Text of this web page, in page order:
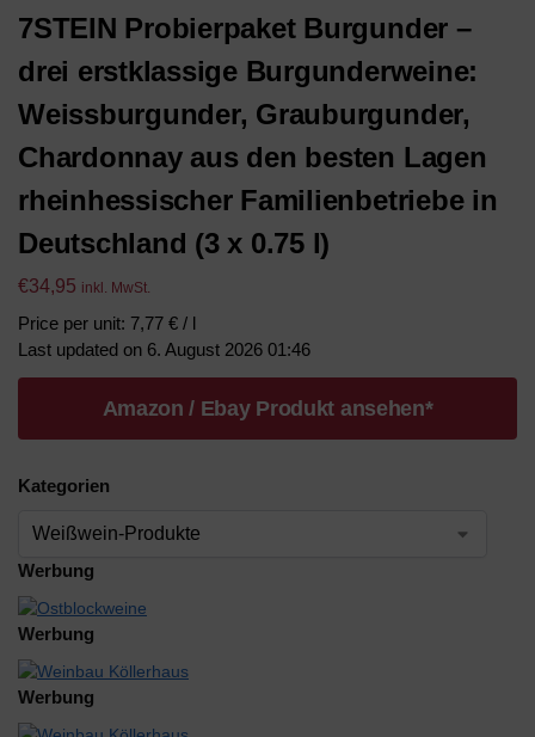
7STEIN Probierpaket Burgunder –
drei erstklassige Burgunderweine:
Weissburgunder, Grauburgunder,
Chardonnay aus den besten Lagen
rheinhessischer Familienbetriebe in
Deutschland (3 x 0.75 l)
€34,95 inkl. MwSt.
Price per unit: 7,77 € / l
Last updated on 6. August 2026 01:46
Amazon / Ebay Produkt ansehen*
Kategorien
Werbung
Werbung
Werbung